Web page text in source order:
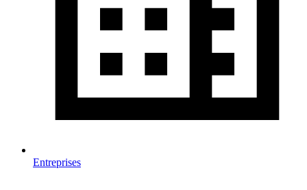
Entreprises